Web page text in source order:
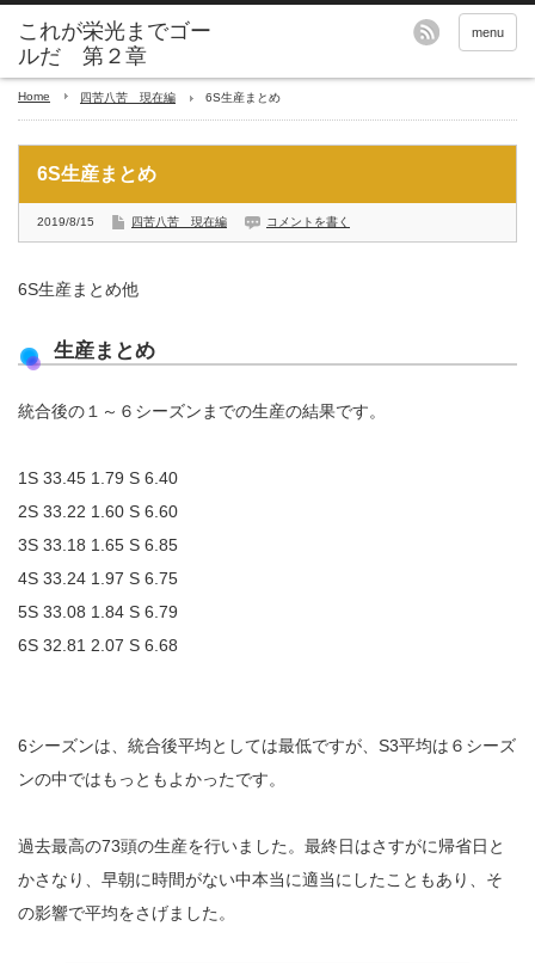
これが栄光までゴー
ルだ 第２章
menu
Home 四苦八苦 現在編 6S生産まとめ
6S生産まとめ
2019/8/15 四苦八苦 現在編 コメントを書く
6S生産まとめ他
生産まとめ
統合後の１～６シーズンまでの生産の結果です。
1S 33.45 1.79 S 6.40
2S 33.22 1.60 S 6.60
3S 33.18 1.65 S 6.85
4S 33.24 1.97 S 6.75
5S 33.08 1.84 S 6.79
6S 32.81 2.07 S 6.68
6シーズンは、統合後平均としては最低ですが、S3平均は６シーズ
ンの中ではもっともよかったです。
過去最高の73頭の生産を行いました。最終日はさすがに帰省日と
かさなり、早朝に時間がない中本当に適当にしたこともあり、そ
の影響で平均をさげました。